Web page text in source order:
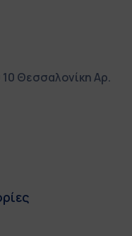
ΘεσσαλονίκηΑρ.